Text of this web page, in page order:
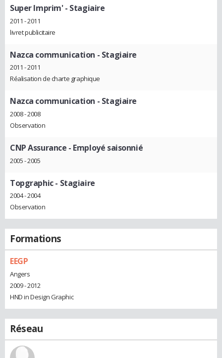
Super Imprim'- Stagiaire
2011 - 2011
livret publicitaire
Nazca communication - Stagiaire
2011 - 2011
Réalisation de charte graphique
Nazca communication - Stagiaire
2008 - 2008
Observation
CNP Assurance - Employé saisonnié
2005 - 2005
Topgraphic- Stagiaire
2004 - 2004
Observation
Formations
EEGP
Angers
2009 - 2012
HND in Design Graphic
Réseau